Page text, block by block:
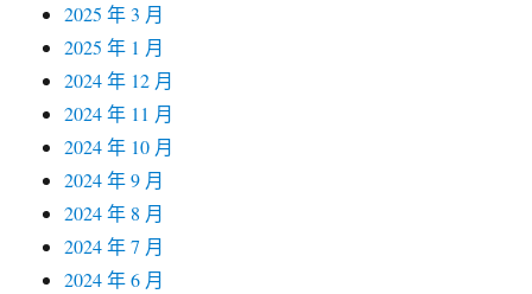
2025 年 3 月
2025 年 1 月
2024 年 12 月
2024 年 11 月
2024 年 10 月
2024 年 9 月
2024 年 8 月
2024 年 7 月
2024 年 6 月